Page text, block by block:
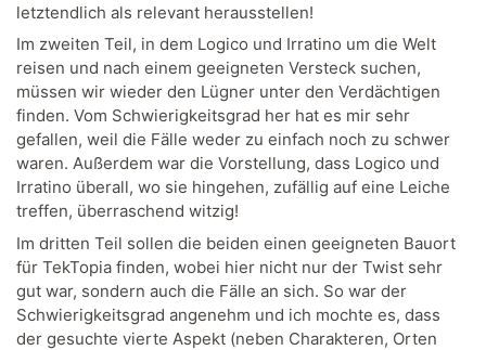
letztendlich als relevant herausstellen!
Im zweiten Teil, in dem Logico und Irratino um die Welt
reisen und nach einem geeigneten Versteck suchen,
müssen wir wieder den Lügner unter den Verdächtigen
finden. Vom Schwierigkeitsgrad her hat es mir sehr
gefallen, weil die Fälle weder zu einfach noch zu schwer
waren. Außerdem war die Vorstellung, dass Logico und
Irratino überall, wo sie hingehen, zufällig auf eine Leiche
treffen, überraschend witzig!
Im dritten Teil sollen die beiden einen geeigneten Bauort
für TekTopia finden, wobei hier nicht nur der Twist sehr
gut war, sondern auch die Fälle an sich. So war der
Schwierigkeitsgrad angenehm und ich mochte es, dass
der gesuchte vierte Aspekt (neben Charakteren, Orten